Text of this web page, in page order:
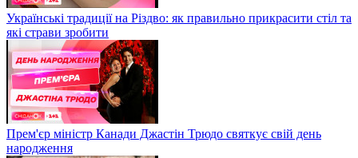
Українські традиції на Різдво: як правильно прикрасити стіл та
які страви зробити
Прем'єр міністр Канади Джастін Трюдо святкує свій день
народження